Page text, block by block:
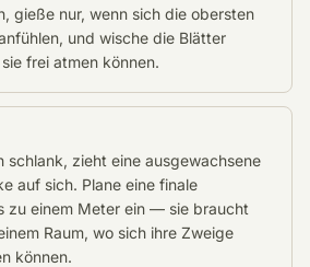
gieße nur, wenn sich die obersten
und wische die Blätter
frei atmen können.
schlank, zieht eine ausgewachsene
auf sich. Plane eine finale
zu einem Meter ein — sie braucht
Raum, wo sich ihre Zweige
können.